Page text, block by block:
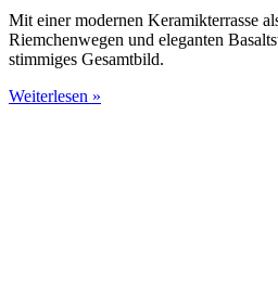
Mit einer modernen Keramikterrasse
Riemchenwegen und eleganten
stimmiges Gesamtbild.
Weiterlesen »